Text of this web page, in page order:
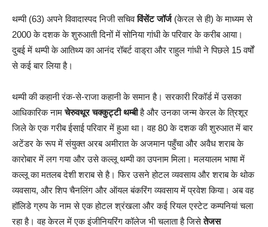
थम्पी (63) अपने विवादास्पद निजी सचिवविंसेंट जॉर्ज(केरल से ही) के माध्यम से
2000 के दशक के शुरुआती दिनों में सोनिया गांधी के परिवार के करीब आया।
दुबई में थम्पी के आतिथ्य का आनंद रॉबर्ट वाड्रा और राहुल गांधी ने पिछले 15 वर्षों
से कई बार लिया है।
थम्पी की कहानी रंक-से-राजा कहानी के समान है। सरकारी रिकॉर्ड में उसका
आधिकारिक नामचेरुवथूर चक्कुट्टी थम्बीहै और उनका जन्म केरल के त्रिशूर
जिले के एक गरीब ईसाई परिवार में हुआ था। वह 80 के दशक की शुरुआत में बार
अटेंडर के रूप में संयुक्त अरब अमीरात के अजमान पहुँचा और अवैध शराब के
कारोबार में लग गया और उसे कल्लू थम्पी का उपनाम मिला। मलयालम भाषा में
कल्लू का मतलब देशी शराब से है। फिर उसने होटल व्यवसाय और शराब के थोक
व्यवसाय, और शिप चैनलिंग और ऑयल बंकरिंग व्यवसाय में प्रवेश किया। अब वह
हॉलिडे ग्रुप के नाम से एक होटल श्रंखला और कई रियल एस्टेट कम्पनियां चला
रहा है। वह केरल में एक इंजीनियरिंग कॉलेज भी चलाता है जिसेतेजस